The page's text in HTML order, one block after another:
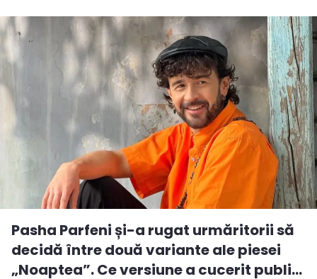
Pasha Parfeni și-a rugat urmăritorii să
decidă între două variante ale piesei
„Noaptea”. Ce versiune a cucerit publi...